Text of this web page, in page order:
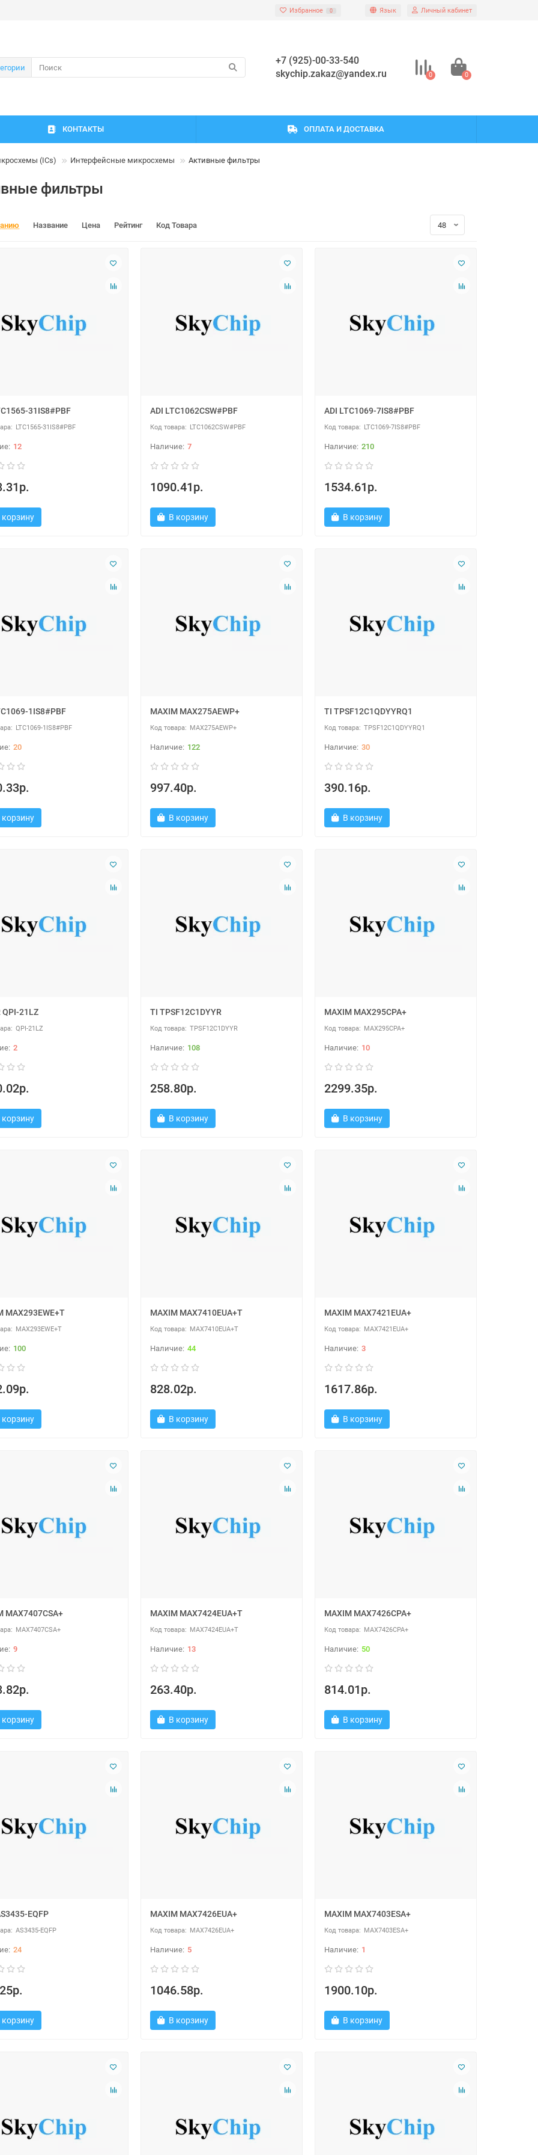
Избранное 0 Язык Личный кабинет
+7 (925)-00-33-540
skychip.zakaz@yandex.ru
0 0
КОНТАКТЫ ОПЛАТА И ДОСТАВКА
(ICs) Интерфейсные микросхемы Активные фильтры
фильтры
Название Цена Рейтинг Код Товара
31IS8#PBF
LTC1565-31IS8#PBF
12
корзину
ADI LTC1062CSW#PBF
LTC1062CSW#PBF
7
1090.41р.
В корзину
ADI LTC1069-7IS8#PBF
LTC1069-7IS8#PBF
210
1534.61р.
В корзину
1IS8#PBF
LTC1069-1IS8#PBF
20
корзину
MAXIM MAX275AEWP+
MAX275AEWP+
122
997.40р.
В корзину
TI TPSF12C1QDYYRQ1
TPSF12C1QDYYRQ1
30
390.16р.
В корзину
QPI-21LZ
QPI-21LZ
2
корзину
TI TPSF12C1DYYR
TPSF12C1DYYR
108
258.80р.
В корзину
MAXIM MAX295CPA+
MAX295CPA+
10
2299.35р.
В корзину
MAX293EWE+T
MAX293EWE+T
100
корзину
MAXIM MAX7410EUA+T
MAX7410EUA+T
44
828.02р.
В корзину
MAXIM MAX7421EUA+
MAX7421EUA+
3
1617.86р.
В корзину
MAX7407CSA+
MAX7407CSA+
9
корзину
MAXIM MAX7424EUA+T
MAX7424EUA+T
13
263.40р.
В корзину
MAXIM MAX7426CPA+
MAX7426CPA+
50
814.01р.
В корзину
EQFP
AS3435-EQFP
24
корзину
MAXIM MAX7426EUA+
MAX7426EUA+
5
1046.58р.
В корзину
MAXIM MAX7403ESA+
MAX7403ESA+
1
1900.10р.
В корзину